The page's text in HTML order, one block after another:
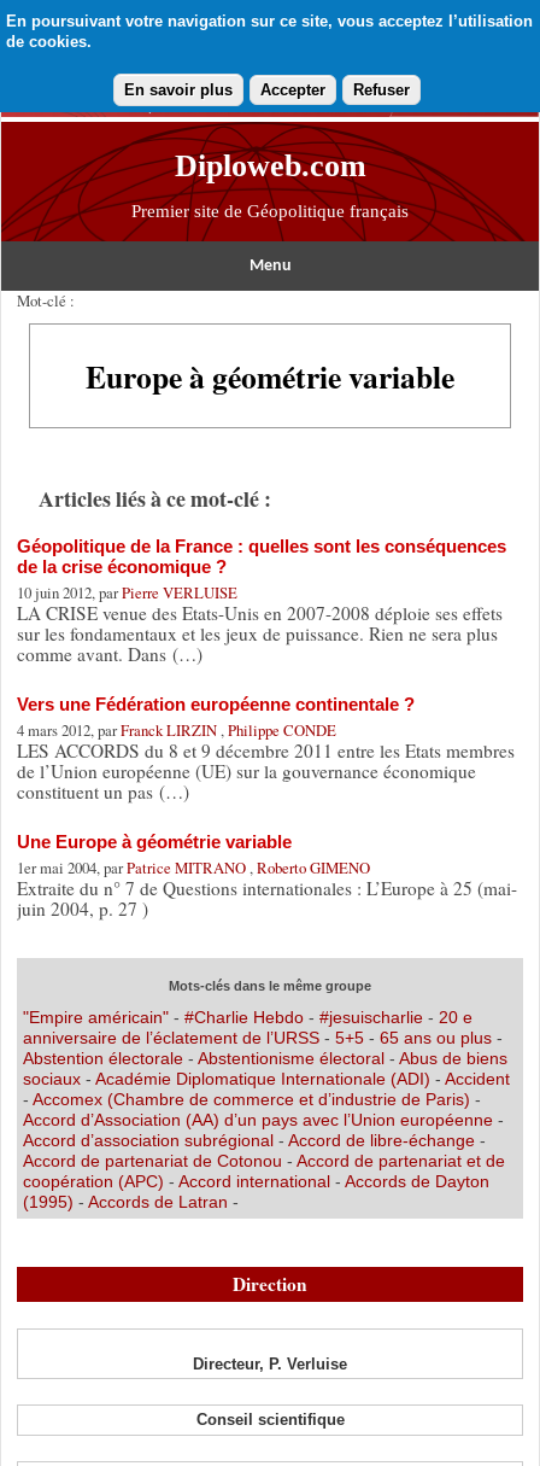
En poursuivant votre navigation sur ce site, vous acceptez l’utilisation
de cookies.
En savoir plus Accepter Refuser
Diploweb.com
Premier site de Géopolitique français
Menu
Mot-clé :
Europe à géométrie variable
Articles liés à ce mot-clé :
Géopolitique de la France : quelles sont les conséquences
de la crise économique ?
10 juin 2012, parPierre VERLUISE
LA CRISE venue des Etats-Unis en 2007-2008 déploie ses effets
sur les fondamentaux et les jeux de puissance. Rien ne sera plus
comme avant. Dans (…)
Vers une Fédération européenne continentale ?
4 mars 2012, parFranck LIRZIN , Philippe CONDE
LES ACCORDS du 8 et 9 décembre 2011 entre les Etats membres
de l’Union européenne (UE) sur la gouvernance économique
constituent un pas (…)
Une Europe à géométrie variable
1er mai 2004, parPatrice MITRANO , Roberto GIMENO
Extraite du n° 7 de Questions internationales : L’Europe à 25 (mai-
juin 2004, p. 27 )
Mots-clés dans le même groupe
"Empire américain"- #Charlie Hebdo- #jesuischarlie- 20 e
anniversaire de l’éclatement de l’URSS- 5+5- 65 ans ou plus-
Abstention électorale- Abstentionisme électoral- Abus de biens
sociaux- Académie Diplomatique Internationale (ADI) - Accident
- Accomex (Chambre de commerce et d’industrie de Paris) -
Accord d’Association (AA) d’un pays avec l’Union européenne-
Accord d’association subrégional- Accord de libre-échange-
Accord de partenariat de Cotonou - Accord de partenariat et de
coopération (APC) - Accord international- Accords de Dayton
(1995) - Accords de Latran -
Direction
Directeur, P. Verluise
Conseil scientifique